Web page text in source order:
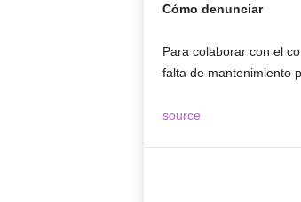
Cómo denunciar
Para colaborar con el
falta de mantenimiento
source